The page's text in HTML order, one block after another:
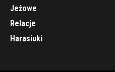
Jeżowe
Relacje
Harasiuki